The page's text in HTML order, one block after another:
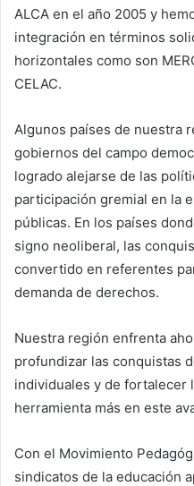
ALCA en el año 2005 y
integración en términos
horizontales como son
CELAC.
Algunos países de nuestra
gobiernos del campo
logrado alejarse de las
participación gremial en la
públicas. En los países
signo neoliberal, las
convertido en referentes
demanda de derechos.
Nuestra región enfrenta
profundizar las conquistas
individuales y de fortalecer
herramienta más en este
Con el Movimiento
sindicatos de la educación